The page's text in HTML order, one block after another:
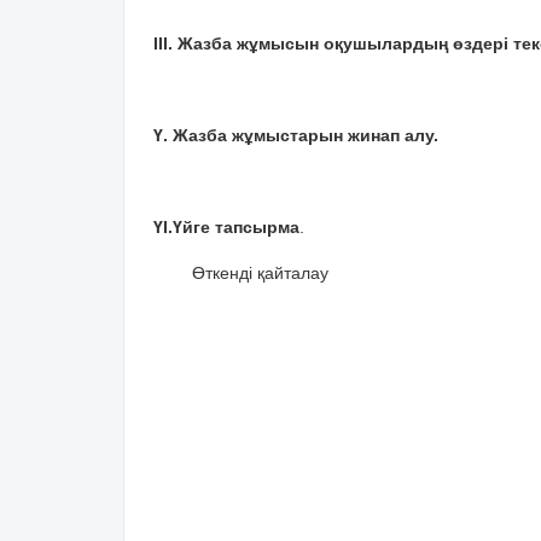
ІІІ. Жазба жұмысын оқушылардың өздері
Ү. Жазба жұмыстарын жинап алу.
ҮІ.Үйге тапсырма
Өткенді қайталау